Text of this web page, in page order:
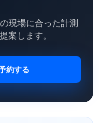
現場に合った計測
案します。
約する